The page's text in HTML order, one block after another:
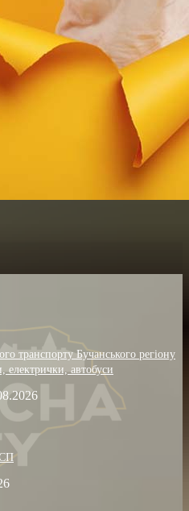
транспорту Бучанського регіону
автобуси